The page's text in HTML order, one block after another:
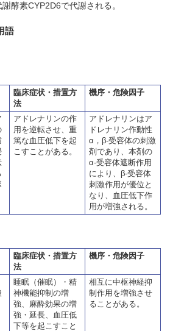
酵素CYP2D6で代謝される。
語
臨床症状・措置方
法
機序・危険因子
アドレナリンの作
用を逆転させ、重
篤な血圧低下を起
こすことがある。
アドレナリンはア
ドレナリン作動性
α，β-受容体の刺激
剤であり、本剤の
α-受容体遮断作用
により、β-受容体
刺激作用が優位と
なり、血圧低下作
用が増強される。
臨床症状・措置方
法
機序・危険因子
睡眠（催眠）・精
神機能抑制の増
強、麻酔効果の増
強・延長、血圧低
下等を起こすこと
相互に中枢神経抑
制作用を増強させ
ることがある。